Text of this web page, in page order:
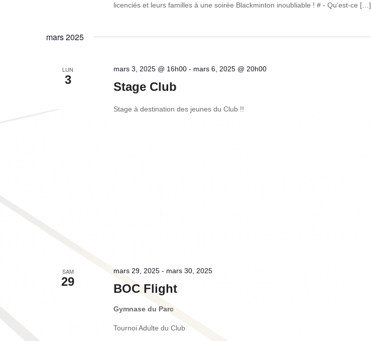
licenciés et leurs familles à une soirée Blackminton inoubliable ! # - Qu’est-ce […]
mars 2025
LUN
3
Stage Club
mars 3, 2025 @ 16h00 - mars 6, 2025 @ 20h00
Stage à destination des jeunes du Club !!
SAM
29
BOC Flight
mars 29, 2025 - mars 30, 2025
Gymnase du Parc
Tournoi Adulte du Club